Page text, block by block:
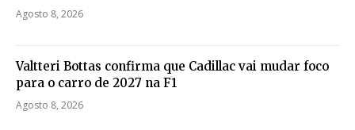
Agosto 8, 2026
Valtteri Bottas confirma que Cadillac vai mudar foco
para o carro de 2027 na F1
Agosto 8, 2026